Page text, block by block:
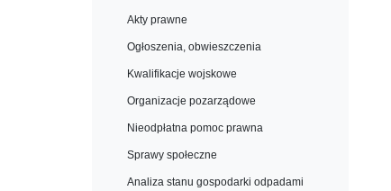
Akty prawne
Ogłoszenia, obwieszczenia
Kwalifikacje wojskowe
Organizacje pozarządowe
Nieodpłatna pomoc prawna
Sprawy społeczne
Analiza stanu gospodarki odpadami